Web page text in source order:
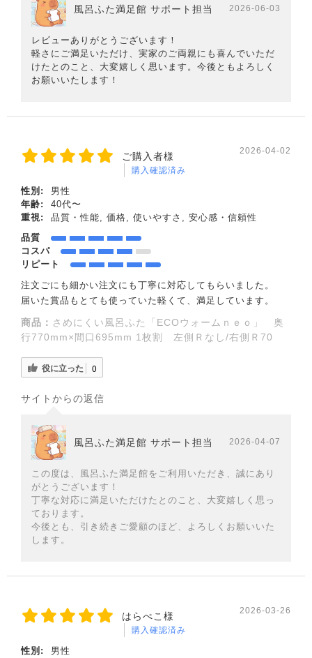
風呂ふた満足館 サポート担当 2026-06-03
レビューありがとうございます！
軽さにご満足いただけ、実家のご両親にも喜んでいただ
けたとのこと、大変嬉しく思います。今後ともよろしく
お願いいたします！
ご購入者様
購入確認済み
2026-04-02
性別:
男性
年齢:
40代〜
重視:
品質・性能, 価格, 使いやすさ, 安心感・信頼性
品質
コスパ
リピート
注文ごにも細かい注文にも丁寧に対応してもらいました。
届いた賞品もとても使っていた軽くて、満足しています。
商品： さめにくい風呂ふた「ECOウォームｎｅｏ」 奥
行770mm×間口695mm 1枚割 左側Ｒなし/右側Ｒ70
役に立った 0
サイトからの返信
風呂ふた満足館 サポート担当 2026-04-07
この度は、風呂ふた満足館をご利用いただき、誠にあり
がとうございます！
丁寧な対応に満足いただけたとのこと、大変嬉しく思っ
ております。
今後とも、引き続きご愛顧のほど、よろしくお願いいた
します。
はらぺこ様
購入確認済み
2026-03-26
性別:
男性